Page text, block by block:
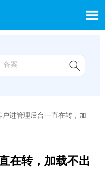


户进管理后台一直在转，加
在转，加载不出